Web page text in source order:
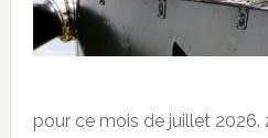
pour ce mois de juillet 2026.